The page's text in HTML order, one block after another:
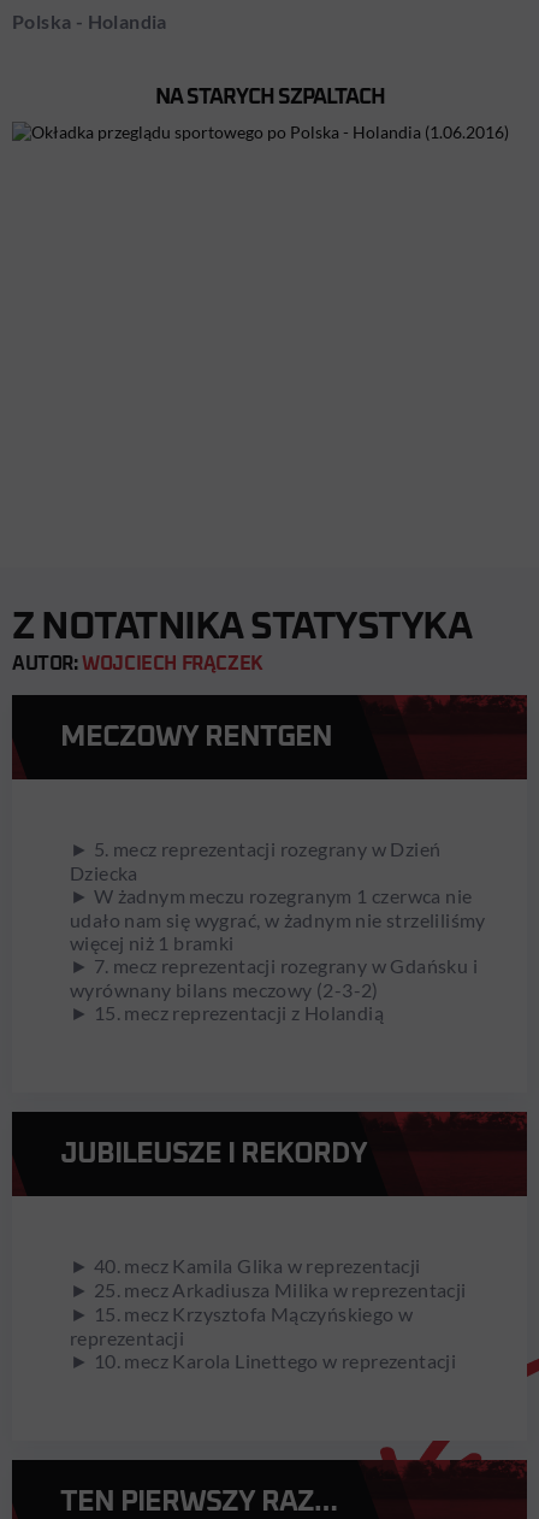
Polska - Holandia
NA STARYCH SZPALTACH
Z NOTATNIKA STATYSTYKA
AUTOR: WOJCIECH FRĄCZEK
MECZOWY RENTGEN
► 5. mecz reprezentacji rozegrany w Dzień
Dziecka
► W żadnym meczu rozegranym 1 czerwca nie
udało nam się wygrać, w żadnym nie strzeliliśmy
więcej niż 1 bramki
► 7. mecz reprezentacji rozegrany w Gdańsku i
wyrównany bilans meczowy (2-3-2)
► 15. mecz reprezentacji z Holandią
JUBILEUSZE I REKORDY
► 40. mecz Kamila Glika w reprezentacji
► 25. mecz Arkadiusza Milika w reprezentacji
► 15. mecz Krzysztofa Mączyńskiego w
reprezentacji
► 10. mecz Karola Linettego w reprezentacji
TEN PIERWSZY RAZ…